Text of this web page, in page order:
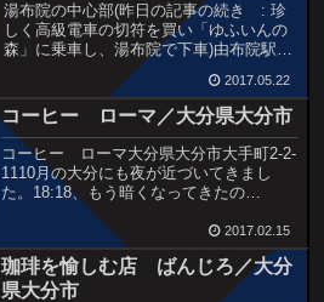
湯布院の中心部(昨日の記事の続き : 珍
しく高級電車の切符を買い「ゆふいんの
森」に乗車し、湯布院で下車)由布院駅前
です。さすが観光地、人が多いぞ。振り
返ると駅がデーンとみえた昭和スポット
を自然と目がキャッチしてしまいます。
由布銀座。パチンコ...
2017.05.22
コーヒー ローマ／大分県大分市
コーヒー ローマ大分県大分市大手町2-2-
1110月の大分にも夜が近づいてきまし
た。18:18、もう暗くなってきたの
で・・・どこかに泊ろうと思っていたら
かっこいい喫茶店が目のまえの景色の中
に登場しました。さっそくGo～♪ガー
ン、もう閉まって...
2017.02.15
珈琲を愉しむ店 ばんじろ／大分
県大分市